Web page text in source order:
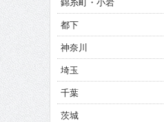
都下
神奈川
埼玉
千葉
茨城